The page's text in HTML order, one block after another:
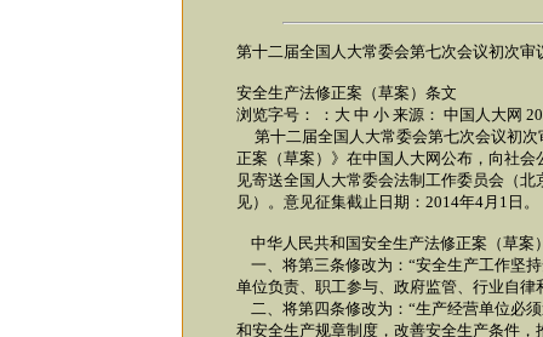
第十二届全国人大常委会第七次会议初次
安全生产法修正案（草案）条文
浏览字号： ：大 中 小 来源： 中国人大网
第十二届全国人大常委会第七次会议初次
正案（草案）》在中国人大网公布，向社
见寄送全国人大常委会法制工作委员会（
见）。意见征集截止日期：2014年4月1日。
中华人民共和国安全生产法修正案（草案
一、将第三条修改为：“安全生产工作坚
单位负责、职工参与、政府监管、行业自律
二、将第四条修改为：“生产经营单位必
和安全生产规章制度，改善安全生产条件